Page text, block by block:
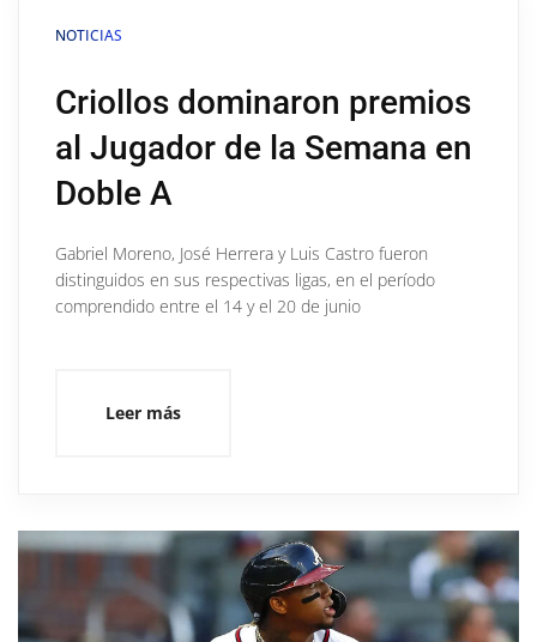
NOTICIAS
Criollos dominaron premios
al Jugador de la Semana en
Doble A
Gabriel Moreno, José Herrera y Luis Castro fueron
distinguidos en sus respectivas ligas, en el período
comprendido entre el 14 y el 20 de junio
Leer más